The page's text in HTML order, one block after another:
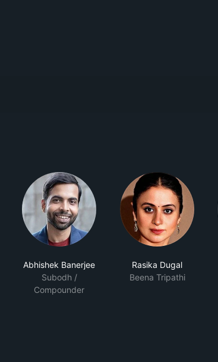
Abhishek Banerjee
Subodh /
Compounder
Rasika Dugal
Beena Tripathi